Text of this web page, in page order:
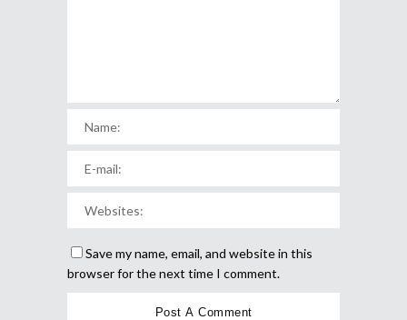
Save my name, email, and website in this
browser for the next time I comment.